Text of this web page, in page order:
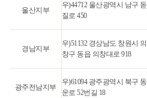
울산지부
우)44712 울산광역시 남구 돋
질로 450
경남지부
우)51132 경상남도 창원시 의
창구 동읍 의창대로 918
광주전남지부
우)61094 광주광역시 북구 동
운로 52번길 18